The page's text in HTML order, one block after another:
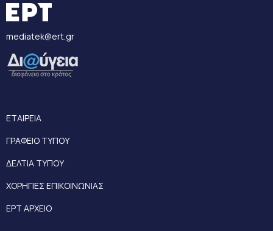
mediatek@ert.gr
ΕΤΑΙΡΕΙΑ
ΓΡΑΦΕΙΟ ΤΥΠΟΥ
ΔΕΛΤΙΑ ΤΥΠΟΥ
ΧΟΡΗΓΙΕΣ ΕΠΙΚΟΙΝΩΝΙΑΣ
ΕΡΤ ΑΡΧΕΙΟ